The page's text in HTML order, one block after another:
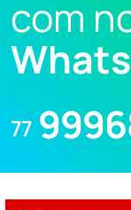
com
77